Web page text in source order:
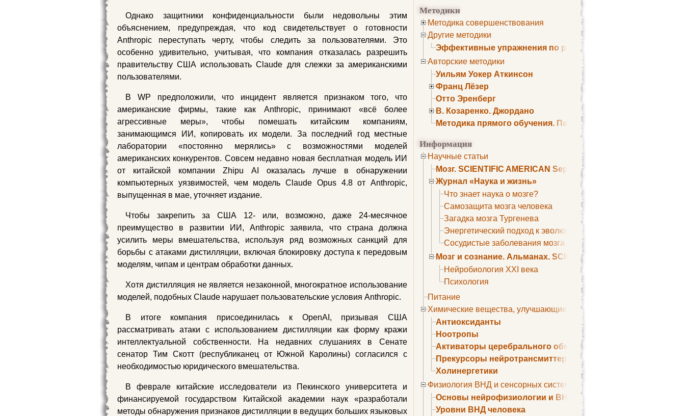
Методики
Методика совершенствования
Другие методики
Эффективные упражнения по развитию памяти
Авторские методики
Уильям Уокер Аткинсон
Франц Лёзер
Отто Эренберг
В. Козаренко. Джордано
Методика прямого обучения. Пауль Шелли
Информация
Научные статьи
Мозг. SCIENTIFIC AMERICAN September 1979
Журнал «Наука и жизнь»
Что знает наука о мозге?
Самозащита мозга человека
Загадка мозга Тургенева
Энергетический подход к эволюции мозга
Сосудистые заболевания мозга. Все может начаться с
Мозг и сознание. Альманах. SCIENTIFIC AMERICAN
Нейробиология XXI века
Психология
Питание
Химические вещества, улучшающие умственные способности
Антиоксиданты
Ноотропы
Активаторы церебрального обмена веществ
Прекурсоры нейротрансмиттеров
Холинергетики
Физиология ВНД и сенсорных систем
Основы нейрофизиологии и ВНД
Уровни ВНД человека
Однако защитники конфиденциальности были недовольны этим
объяснением, предупреждая, что код свидетельствует о готовности
Anthropic переступать черту, чтобы следить за пользователями. Это
особенно удивительно, учитывая, что компания отказалась разрешить
правительству США использовать Claude для слежки за американскими
пользователями.
В WP предположили, что инцидент является признаком того, что
американские фирмы, такие как Anthropic, принимают «всё более
агрессивные меры», чтобы помешать китайским компаниям,
занимающимся ИИ, копировать их модели. За последний год местные
лаборатории «постоянно мерялись» с возможностями моделей
американских конкурентов. Совсем недавно новая бесплатная модель ИИ
от китайской компании Zhipu AI оказалась лучше в обнаружении
компьютерных уязвимостей, чем модель Claude Opus 4.8 от Anthropic,
выпущенная в мае, уточняет издание.
Чтобы закрепить за США 12- или, возможно, даже 24-месячное
преимущество в развитии ИИ, Anthropic заявила, что страна должна
усилить меры вмешательства, используя ряд возможных санкций для
борьбы с атаками дистилляции, включая блокировку доступа к передовым
моделям, чипам и центрам обработки данных.
Хотя дистилляция не является незаконной, многократное использование
моделей, подобных Claude нарушает пользовательские условия Anthropic.
В итоге компания присоединилась к OpenAI, призывая США
рассматривать атаки с использованием дистилляции как форму кражи
интеллектуальной собственности. На недавних слушаниях в Сенате
сенатор Тим Скотт (республиканец от Южной Каролины) согласился с
необходимостью юридического вмешательства.
В феврале китайские исследователи из Пекинского университета и
финансируемой государством Китайской академии наук «разработали
методы обнаружения признаков дистилляции в ведущих больших языковых